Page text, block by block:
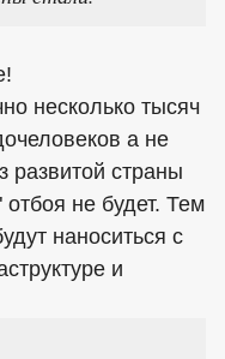
несколько тысяч
а не
развитой страны
не будет. Тем
наноситься с
и